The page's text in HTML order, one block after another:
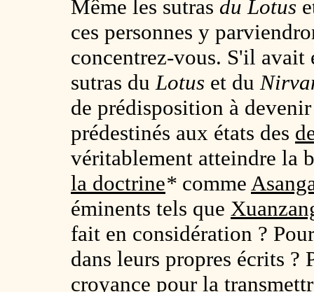
Même les sutras du Lotus
ces personnes y
concentrez-vous. S'il avait
sutras du Lotus et du
de prédisposition à
prédestinés aux états des
véritablement atteindre la
la doctrine* comme
éminents tels que
fait en considération ?
dans leurs propres écrits
croyance pour la